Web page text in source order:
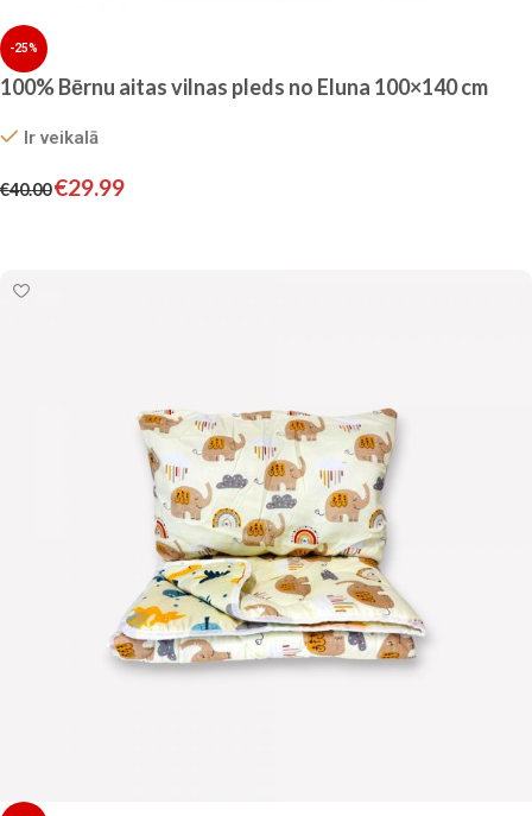
-25%
100% Bērnu aitas vilnas pleds no Eluna 100×140 cm
Ir veikalā
€40.00€29.99